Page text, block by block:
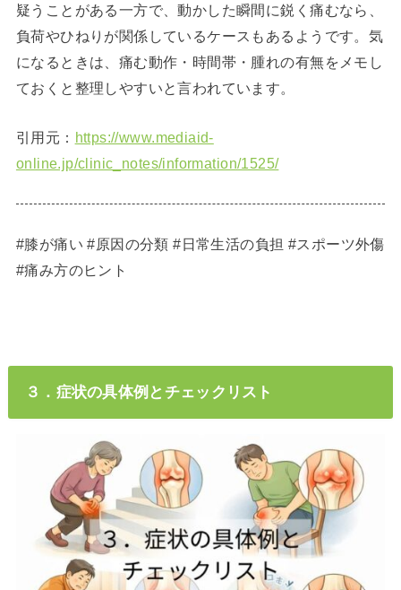
疑うことがある一方で、動かした瞬間に鋭く痛むなら、
負荷やひねりが関係しているケースもあるようです。気
になるときは、痛む動作・時間帯・腫れの有無をメモし
ておくと整理しやすいと言われています。
引用元： https://www.mediaid-
online.jp/clinic_notes/information/1525/
#膝が痛い #原因の分類 #日常生活の負担 #スポーツ外傷
#痛み方のヒント
３．症状の具体例とチェックリスト